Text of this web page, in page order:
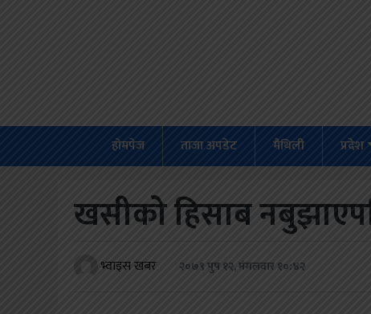
होमपेज
ताजा अपडेट मैथिली प्रदेश
खसीको हिसाब
भ्वाइस खबर २०७९ पुष १२, मंगलवार १०:४२